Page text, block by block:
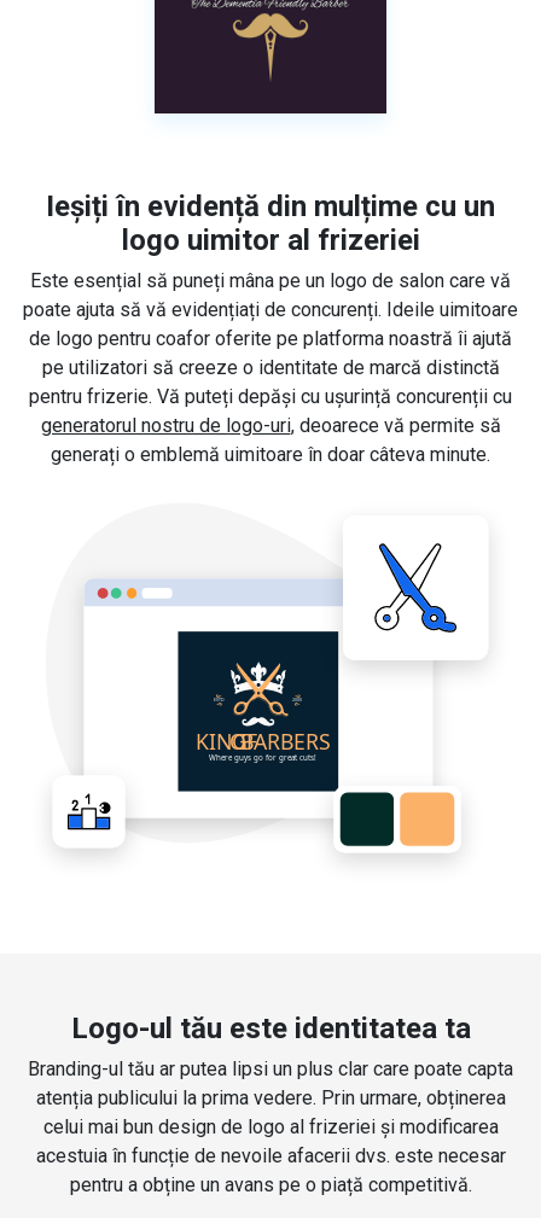
Ieșiți în evidență din mulțime cu un
logo uimitor al frizeriei
Este esențial să puneți mâna pe un logo de salon care vă
poate ajuta să vă evidențiați de concurenți. Ideile uimitoare
de logo pentru coafor oferite pe platforma noastră îi ajută
pe utilizatori să creeze o identitate de marcă distinctă
pentru frizerie. Vă puteți depăși cu ușurință concurenții cu
generatorul nostru de logo-uri, deoarece vă permite să
generați o emblemă uimitoare în doar câteva minute.
Logo-ul tău este identitatea ta
Branding-ul tău ar putea lipsi un plus clar care poate capta
atenția publicului la prima vedere. Prin urmare, obținerea
celui mai bun design de logo al frizeriei și modificarea
acestuia în funcție de nevoile afacerii dvs. este necesar
pentru a obține un avans pe o piață competitivă.